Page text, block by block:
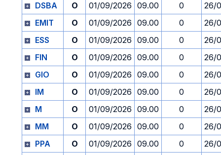
DSBA O 01/09/2026 09.00 0
26/
EMIT
O 01/09/2026 09.00 0
26/
ESS
O 01/09/2026 09.00 0
26/
FIN
O 01/09/2026 09.00 0
26/
GIO
O 01/09/2026 09.00 0
26/
IM
O 01/09/2026 09.00 0
26/
M
O 01/09/2026 09.00 0
26/
MM
O 01/09/2026 09.00 0
26/
PPA
O 01/09/2026 09.00 0
26/